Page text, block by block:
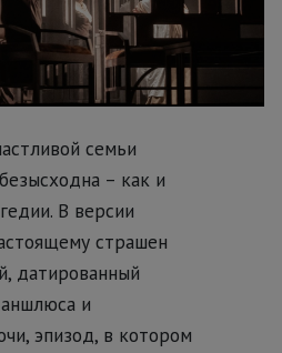
семьи
– как и
В версии
страшен
датированный
и
эпизод, в котором